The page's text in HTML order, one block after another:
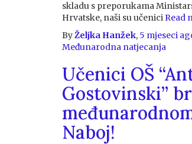
skladu s preporukama
Hrvatske, naši su učeniciRead
ByŽeljka Hanžek, 5 mjeseci
Međunarodna natjecanja
Učenici OŠ
Gostovinski”
Naboj!